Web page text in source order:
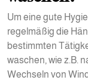
Um eine gute
regelmäßig die
bestimmten
waschen, wie z.B.
Wechseln von